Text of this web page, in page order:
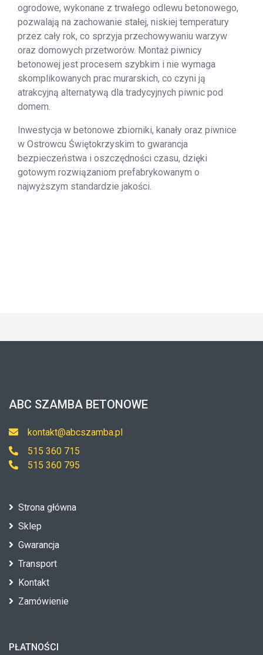
ogrodowe, wykonane z trwałego odlewu betonowego,
pozwalają na zachowanie stałej, niskiej temperatury
przez cały rok, co sprzyja przechowywaniu warzyw
oraz domowych przetworów. Montaż piwnicy
betonowej jest procesem szybkim i nie wymaga
skomplikowanych prac murarskich, co czyni ją
atrakcyjną alternatywą dla tradycyjnych piwnic pod
domem.
Inwestycja w betonowe zbiorniki, kanały oraz piwnice
w Ostrowcu Świętokrzyskim to gwarancja
bezpieczeństwa i oszczędności czasu, dzięki
gotowym rozwiązaniom prefabrykowanym o
najwyższym standardzie jakości.
ABC SZAMBA BETONOWE
kontakt@abcszamba.pl
515 360 715
515 360 795
Strona główna
Sklep
Gwarancja
Transport
Kontakt
Zamówienie
PŁATNOŚCI